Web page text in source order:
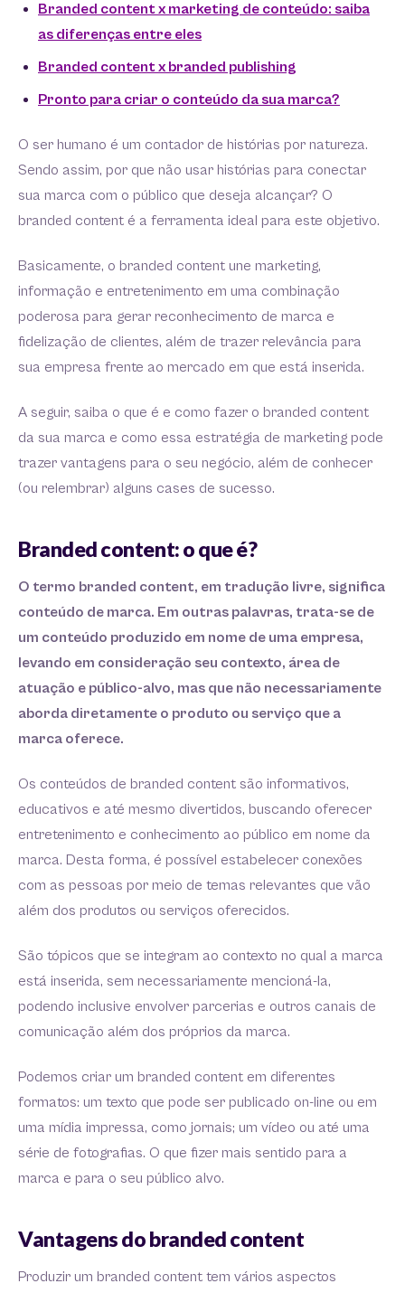
Branded content x marketing de conteúdo: saiba
as diferenças entre eles
Branded content x branded publishing
Pronto para criar o conteúdo da sua marca?
O ser humano é um contador de histórias por natureza.
Sendo assim, por que não usar histórias para conectar
sua marca com o público que deseja alcançar? O
branded content é a ferramenta ideal para este objetivo.
Basicamente, o branded content une marketing,
informação e entretenimento em uma combinação
poderosa para gerar reconhecimento de marca e
fidelização de clientes, além de trazer relevância para
sua empresa frente ao mercado em que está inserida.
A seguir, saiba o que é e como fazer o branded content
da sua marca e como essa estratégia de marketing pode
trazer vantagens para o seu negócio, além de conhecer
(ou relembrar) alguns cases de sucesso.
Branded content: o que é?
O termo branded content, em tradução livre, significa
conteúdo de marca. Em outras palavras, trata-se de
um conteúdo produzido em nome de uma empresa,
levando em consideração seu contexto, área de
atuação e público-alvo, mas que não necessariamente
aborda diretamente o produto ou serviço que a
marca oferece.
Os conteúdos de branded content são informativos,
educativos e até mesmo divertidos, buscando oferecer
entretenimento e conhecimento ao público em nome da
marca. Desta forma, é possível estabelecer conexões
com as pessoas por meio de temas relevantes que vão
além dos produtos ou serviços oferecidos.
São tópicos que se integram ao contexto no qual a marca
está inserida, sem necessariamente mencioná-la,
podendo inclusive envolver parcerias e outros canais de
comunicação além dos próprios da marca.
Podemos criar um branded content em diferentes
formatos: um texto que pode ser publicado on-line ou em
uma mídia impressa, como jornais; um vídeo ou até uma
série de fotografias. O que fizer mais sentido para a
marca e para o seu público alvo.
Vantagens do branded content
Produzir um branded content tem vários aspectos